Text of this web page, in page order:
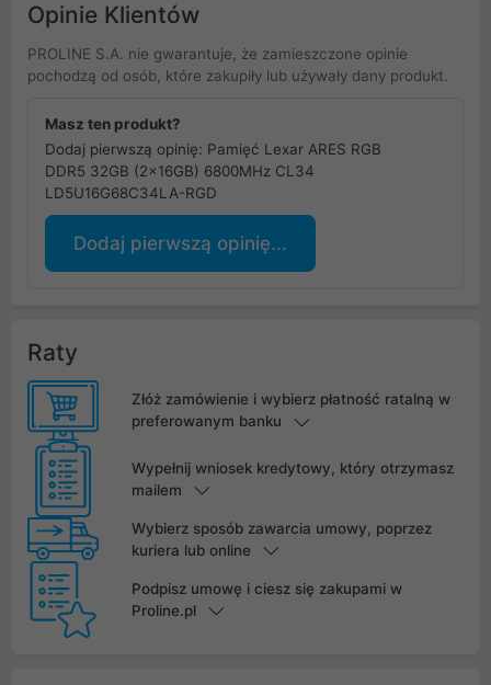
Opinie Klientów
PROLINE S.A. nie gwarantuje, że zamieszczone opinie
pochodzą od osób, które zakupiły lub używały dany produkt.
Masz ten produkt?
Dodaj pierwszą opinię: Pamięć Lexar ARES RGB
DDR5 32GB (2x16GB) 6800MHz CL34
LD5U16G68C34LA-RGD
Dodaj pierwszą opinię...
Raty
Złóż zamówienie i wybierz płatność ratalną w
preferowanym banku
Wypełnij wniosek kredytowy, który otrzymasz
mailem
Wybierz sposób zawarcia umowy, poprzez
kuriera lub online
Podpisz umowę i ciesz się zakupami w
Proline.pl